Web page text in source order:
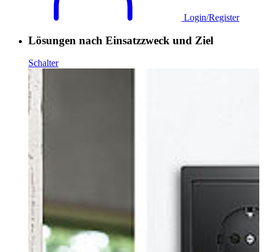
Login/Register
Lösungen nach Einsatzzweck und Ziel
Schalter